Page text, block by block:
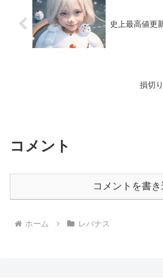
史上最高値更
損切り
コメント
コメントを書き
ホーム レバナス